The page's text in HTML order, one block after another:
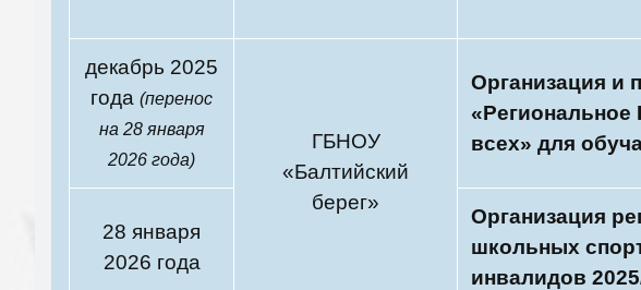
декабрь 2025
года (перенос
на 28 января
2026 года)
ГБНОУ
«Балтийский
берег»
Организация и
всех» для
28 января
2026 года
Организация
школьных
инвалидов